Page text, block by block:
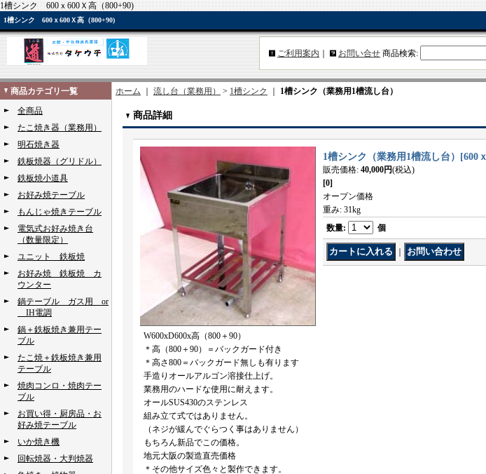
1槽シンク 600ｘ600Ｘ高（800+90)
1槽シンク 600ｘ600Ｘ高（800+90)
ご利用案内 お問い合せ 商品検索:
商品カテゴリ一覧
全商品
たこ焼き器（業務用）
明石焼き器
鉄板焼器（グリドル）
鉄板焼小道具
お好み焼テーブル
もんじゃ焼きテーブル
電気式お好み焼き台
（数量限定）
ユニット 鉄板焼
お好み焼 鉄板焼 カ
ウンター
鍋テーブル ガス用 or
IH電調
鍋＋鉄板焼き兼用テー
ブル
たこ焼＋鉄板焼き兼用
テーブル
焼肉コンロ・焼肉テー
ブル
お買い得・厨房品・お
好み焼テーブル
いか焼き機
回転焼器・大判焼器
ホーム 流し台（業務用） > 1槽シンク 1槽シンク（業務用1槽流し台）
商品詳細
1槽シンク（業務用1槽流し台） [600
販売価格: 40,000円(税込)
[0]
オープン価格
重み: 31kg
数量: 個
W600xD600x高（800＋90）
＊高（800＋90）＝バックガード付き
＊高さ800＝バックガード無しも有ります
手造りオールアルゴン溶接仕上げ。
業務用のハードな使用に耐えます。
オールSUS430のステンレス
組み立て式ではありません。
（ネジが緩んでぐらつく事はありません）
もちろん新品でこの価格。
地元大阪の製造直売価格
＊その他サイズ色々と製作できます。